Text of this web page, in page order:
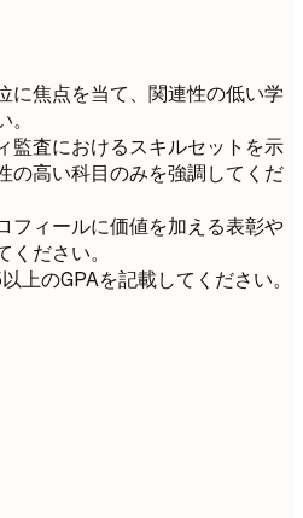
に焦点を当て、関連性の低い学
監査におけるスキルセットを示
の高い科目のみを強調してくだ
フィールに価値を加える表彰や
ださい。
上のGPAを記載してください。